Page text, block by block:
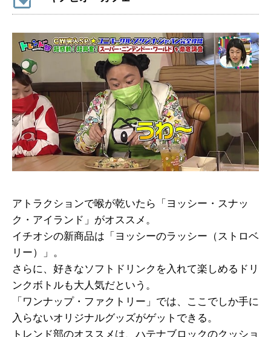
アトラクションで喉が乾いたら「ヨッシー・スナッ
ク・アイランド」がオススメ。
イチオシの新商品は「ヨッシーのラッシー（ストロベ
リー）」。
さらに、好きなソフトドリンクを入れて楽しめるドリ
ンクボトルも大人気だという。
「ワンナップ・ファクトリー」では、ここでしか手に
入らないオリジナルグッズがゲットできる。
トレンド部のオススメは、ハテナブロックのクッショ